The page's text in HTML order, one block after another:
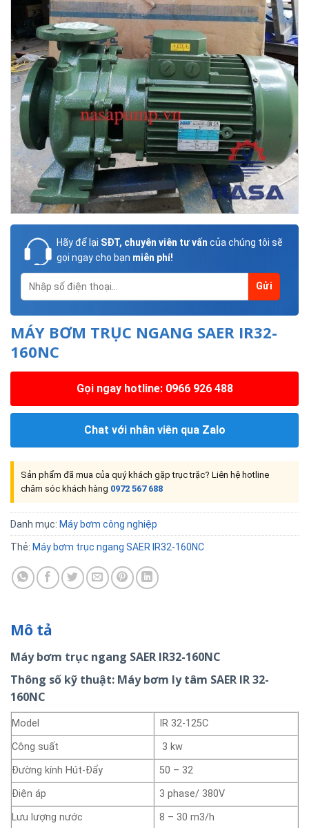
Hãy để lại SĐT, chuyên viên tư vấn của chúng tôi sẽ
gọi ngay cho bạn miễn phí!
MÁY BƠM TRỤC NGANG SAER IR32-
160NC
Gọi ngay hotline: 0966 926 488
Chat với nhân viên qua Zalo
Sản phẩm đã mua của quý khách gặp trục trặc? Liên hệ hotline
chăm sóc khách hàng 0972 567 688
Danh mục: Máy bơm công nghiệp
Thẻ: Máy bơm trục ngang SAER IR32-160NC
Mô tả
Máy bơm trục ngang SAER IR32-160NC
Thông số kỹ thuật: Máy bơm ly tâm SAER IR 32-
160NC
Model
IR 32-125C
Công suất
3 kw
Đường kính Hút-Đẩy
50 – 32
Điện áp
3 phase/ 380V
Lưu lượng nước
8 – 30 m3/h